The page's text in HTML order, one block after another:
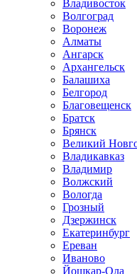
Владивосток
Волгоград
Воронеж
Алматы
Ангарск
Архангельск
Балашиха
Белгород
Благовещенск
Братск
Брянск
Великий
Владикавказ
Владимир
Волжский
Вологда
Грозный
Дзержинск
Екатеринбург
Ереван
Иваново
Йошкар-Ола